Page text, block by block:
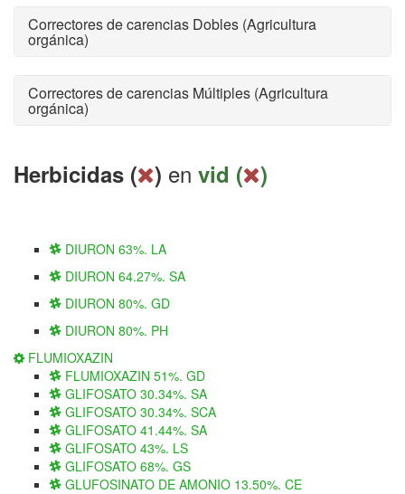
Correctores de carencias Dobles (Agricultura
orgánica)
Correctores de carencias Múltiples (Agricultura
orgánica)
Herbicidas ( ) en vid ( )
DIURON 63%. LA
DIURON 64.27%. SA
DIURON 80%. GD
DIURON 80%. PH
FLUMIOXAZIN
FLUMIOXAZIN 51%. GD
GLIFOSATO 30.34%. SA
GLIFOSATO 30.34%. SCA
GLIFOSATO 41.44%. SA
GLIFOSATO 43%. LS
GLIFOSATO 68%. GS
GLUFOSINATO DE AMONIO 13.50%. CE